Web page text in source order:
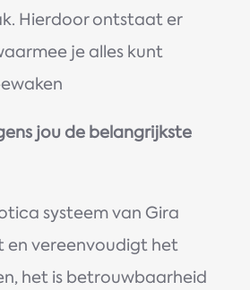
Hierdoor ontstaat er
je alles kunt
jou de belangrijkste
systeem van Gira
vereenvoudigt het
het is betrouwbaarheid